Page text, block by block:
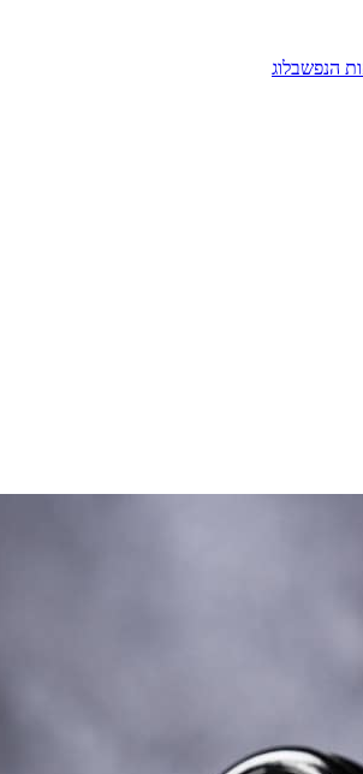
הנפשבלוג